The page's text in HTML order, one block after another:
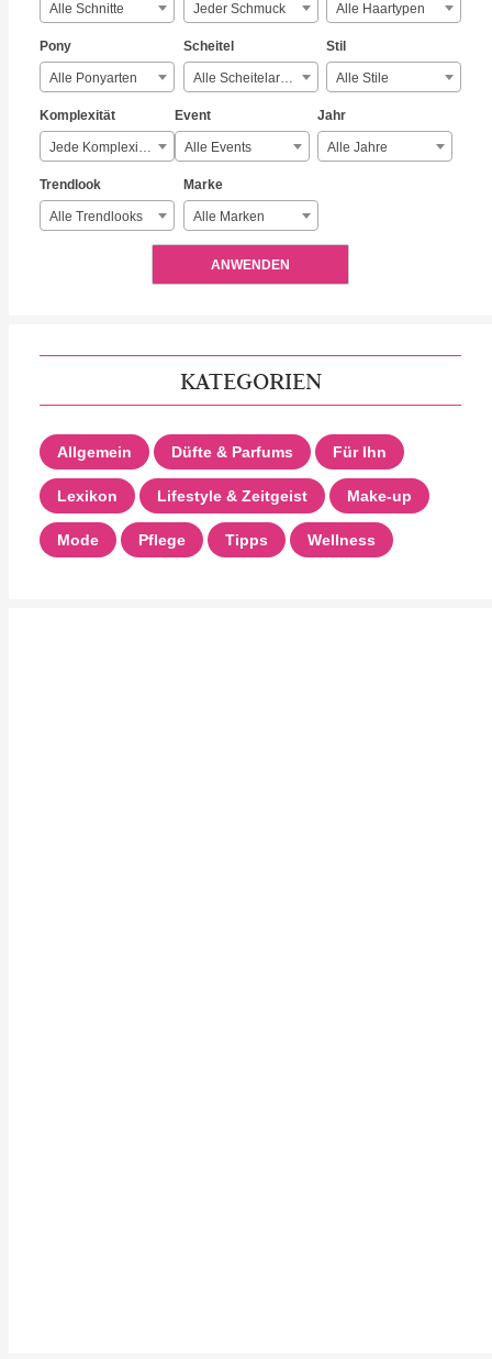
Alle Schnitte Jeder Schmuck Alle Haartypen
Pony
Alle Ponyarten
Scheitel
Alle Scheitelarten
Stil
Alle Stile
Komplexität
Jede Komplexität
Event
Alle Events
Jahr
Alle Jahre
Trendlook
Alle Trendlooks
Marke
Alle Marken
ANWENDEN
KATEGORIEN
Allgemein Düfte & Parfums Für Ihn
Lexikon Lifestyle & Zeitgeist Make-up
Mode Pflege Tipps Wellness